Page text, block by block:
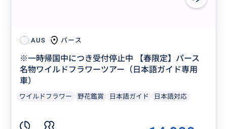
AUS パース
※一時帰国中につき受付停止中 【春限定】パース
名物ワイルドフラワーツアー（日本語ガイド専用
車）
ワイルドフラワー 野花鑑賞 日本語ガイド 日本語対応